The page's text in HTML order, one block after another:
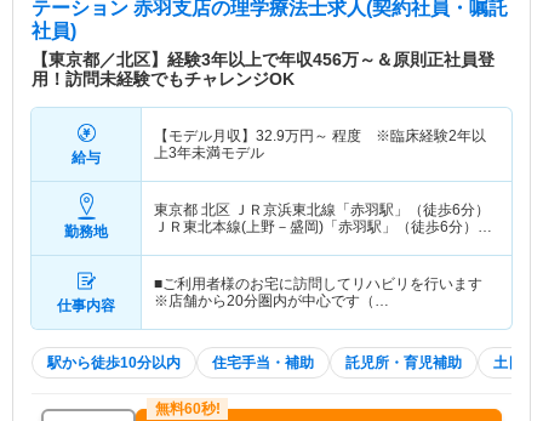
テーション 赤羽支店の理学療法士求人(契約社員・嘱託
社員)
【東京都／北区】経験3年以上で年収456万～＆原則正社員登
用！訪問未経験でもチャレンジOK
給与
【モデル月収】 32.9万円～ 程度 ※臨床経験2年以
上3年未満モデル
勤務地
東京都 北区 ＪＲ京浜東北線「赤羽駅」（徒歩6分）
ＪＲ東北本線(上野－盛岡)「赤羽駅」（徒歩6分）
仕事内容
■ご利用者様のお宅に訪問してリハビリを行います
※店舗から20分圏内が中心です（…
駅から徒歩10分以内 住宅手当・補助 託児所・育児補助 土日祝